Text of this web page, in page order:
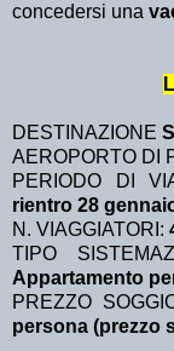
concedersi una
DESTINAZIONE
AEROPORTO DI
PERIODO DI
rientro 28
N. VIAGGIATORI:
TIPO
Appartamento
PREZZO
persona (prezzo